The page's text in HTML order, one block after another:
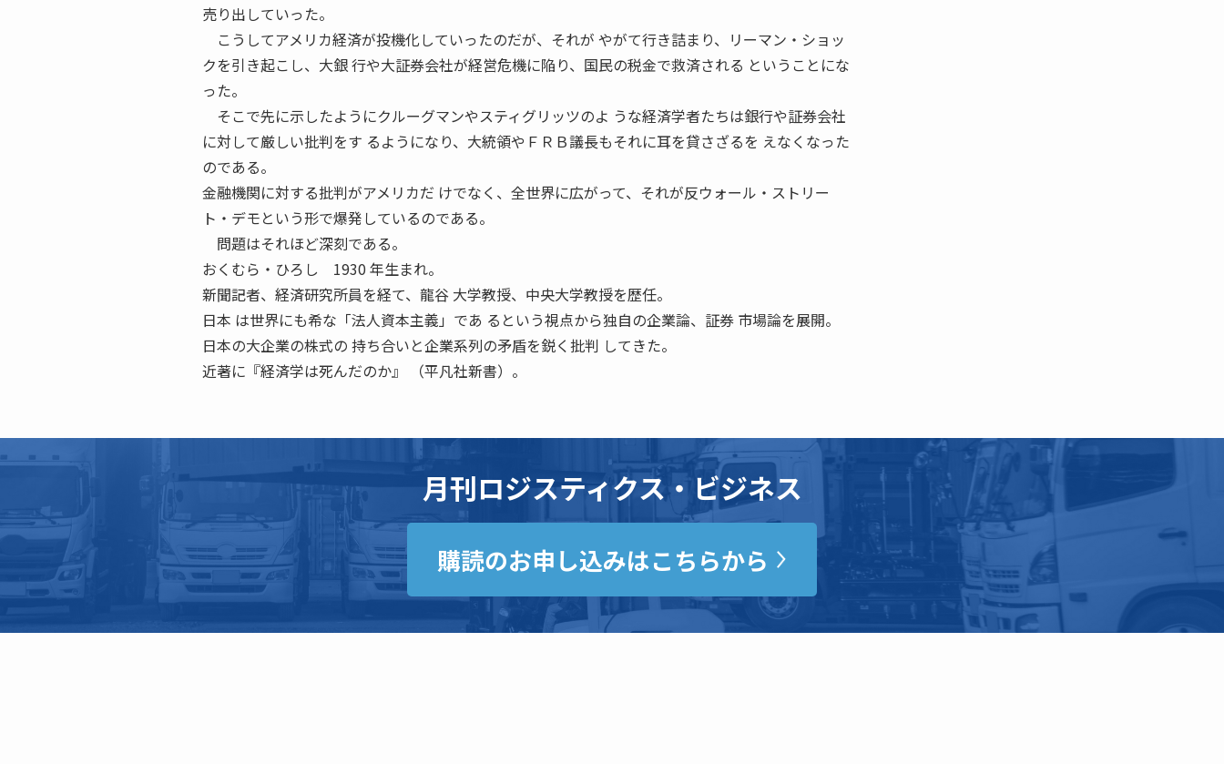
売り出していった。
こうしてアメリカ経済が投機化していったのだが、それが やがて行き詰まり、リーマン・ショッ
クを引き起こし、大銀 行や大証券会社が経営危機に陥り、国民の税金で救済される ということにな
った。
そこで先に示したようにクルーグマンやスティグリッツのよ うな経済学者たちは銀行や証券会社
に対して厳しい批判をす るようになり、大統領やＦＲＢ議長もそれに耳を貸さざるを えなくなった
のである。
金融機関に対する批判がアメリカだ けでなく、全世界に広がって、それが反ウォール・ストリー
ト・デモという形で爆発しているのである。
問題はそれほど深刻である。
おくむら・ひろし 1930 年生まれ。
新聞記者、経済研究所員を経て、龍谷 大学教授、中央大学教授を歴任。
日本 は世界にも希な「法人資本主義」であ るという視点から独自の企業論、証券 市場論を展開。
日本の大企業の株式の 持ち合いと企業系列の矛盾を鋭く批判 してきた。
近著に『経済学は死んだのか』 （平凡社新書）。
月刊ロジスティクス・ビジネス
購読のお申し込みはこちらから